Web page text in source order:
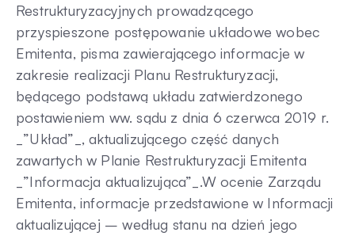
Restrukturyzacyjnych prowadzącego
przyspieszone postępowanie układowe wobec
Emitenta, pisma zawierającego informacje w
zakresie realizacji Planu Restrukturyzacji,
będącego podstawą układu zatwierdzonego
postawieniem ww. sądu z dnia 6 czerwca 2019 r.
_”Układ”_, aktualizującego część danych
zawartych w Planie Restrukturyzacji Emitenta
_”Informacja aktualizująca”_.W ocenie Zarządu
Emitenta, informacje przedstawione w Informacji
aktualizującej – według stanu na dzień jego